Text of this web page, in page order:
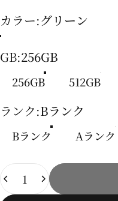
カラー
カラー:グリーン
GB
GB:256GB
256GB 512GB
ランク
ランク:Bランク
Bランク Aランク